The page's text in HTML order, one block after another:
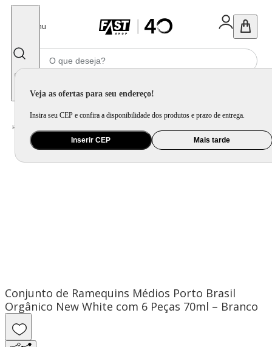
Menu
Veja as ofertas para seu endereço!
Insira seu CEP e confira a disponibilidade dos produtos e prazo de entrega.
Inserir CEP Mais tarde
Home
Conjunto de Ramequins Médios Porto Brasil
Orgânico New White com 6 Peças 70ml – Branco